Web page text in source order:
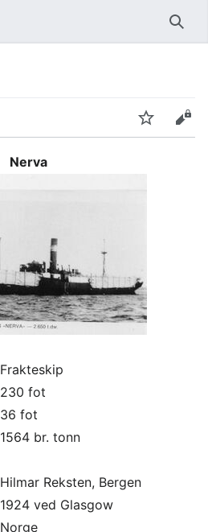
Søk
Overvåk Rediger
Nerva
Frakteskip
230 fot
36 fot
1564 br. tonn
Hilmar Reksten, Bergen
1924 ved Glasgow
Norge